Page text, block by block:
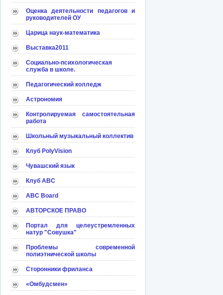
Оценка деятельности педагогов и
руководителей ОУ
Царица наук-математика
Выставка2011
Социально-психологическая
служба в школе.
Педагогический колледж
Астрономия
Контролируемая самостоятельная
работа
Школьный музыкальный коллектив
Клуб PolyVision
Чувашский язык
Клуб АВС
ABC Board
АВТОРСКОЕ ПРАВО
Портал для целеустремленных
натур "Совушка"
Проблемы современной
полиэтнической школы
Сторонники фриланса
«Омбудсмен»